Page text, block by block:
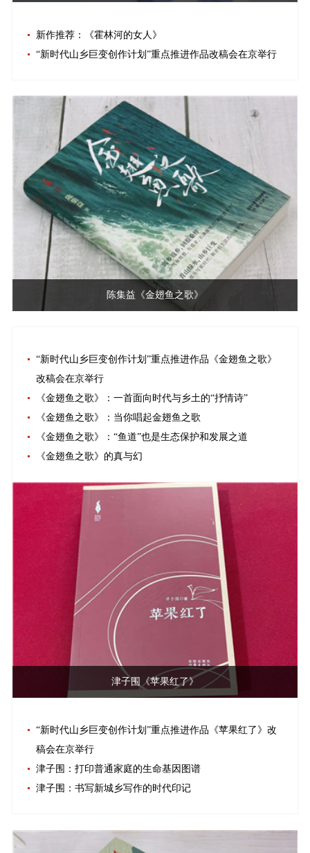
新作推荐：《霍林河的女人》
“新时代山乡巨变创作计划”重点推进作品改稿会在京举行
陈集益《金翅鱼之歌》
“新时代山乡巨变创作计划”重点推进作品《金翅鱼之歌》
改稿会在京举行
《金翅鱼之歌》：一首面向时代与乡土的“抒情诗”
《金翅鱼之歌》：当你唱起金翅鱼之歌
《金翅鱼之歌》：“鱼道”也是生态保护和发展之道
《金翅鱼之歌》的真与幻
津子围《苹果红了》
“新时代山乡巨变创作计划”重点推进作品《苹果红了》改
稿会在京举行
津子围：打印普通家庭的生命基因图谱
津子围：书写新城乡写作的时代印记